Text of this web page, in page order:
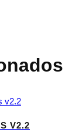
V2.2